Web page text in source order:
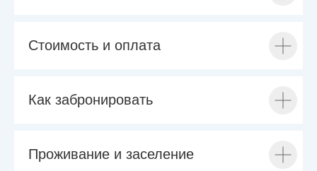
Стоимость и оплата
Как забронировать
Проживание и заселение